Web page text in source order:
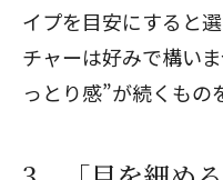
イプを目安にすると
チャーは好みで構い
っとり感”が続くもの